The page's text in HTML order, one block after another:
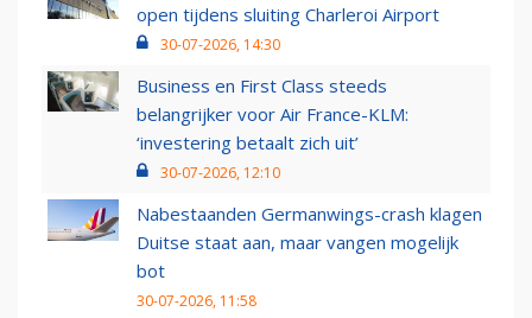
open tijdens sluiting Charleroi Airport
30-07-2026, 14:30
Business en First Class steeds
belangrijker voor Air France-KLM:
‘investering betaalt zich uit’
30-07-2026, 12:10
Nabestaanden Germanwings-crash klagen
Duitse staat aan, maar vangen mogelijk
bot
30-07-2026, 11:58